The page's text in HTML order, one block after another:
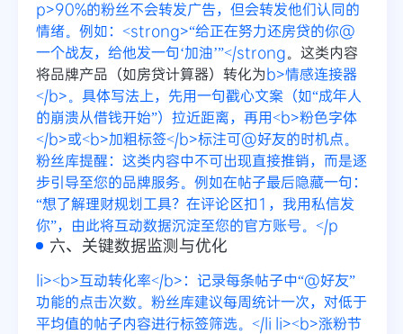
p>90%的粉丝不会转发广告，但会转发他们认同的
情绪。例如：<strong>“给正在努力还房贷的你@
一个战友，给他发一句‘加油’”</strong。这类内容
将品牌产品（如房贷计算器）转化为b>情感连接器
</b>。具体写法上，先用一句戳心文案（如“成年人
的崩溃从借钱开始”）拉近距离，再用<b>粉色字体
</b>或<b>加粗标签</b>标注可@好友的时机点。
粉丝库提醒：这类内容中不可出现直接推销，而是逐
步引导至您的品牌服务。例如在帖子最后隐藏一句：
“想了解理财规划工具？在评论区扣1，我用私信发
你”，由此将互动数据沉淀至您的官方账号。</p
六、关键数据监测与优化
li><b>互动转化率</b>：记录每条帖子中“@好友”
功能的点击次数。粉丝库建议每周统计一次，对低于
平均值的帖子内容进行标签筛选。</li li><b>涨粉节